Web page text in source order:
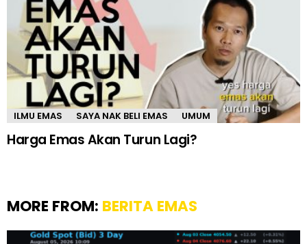
ILMU EMAS SAYA NAK BELI EMAS UMUM
Harga Emas Akan Turun Lagi?
MORE FROM: BERITA EMAS